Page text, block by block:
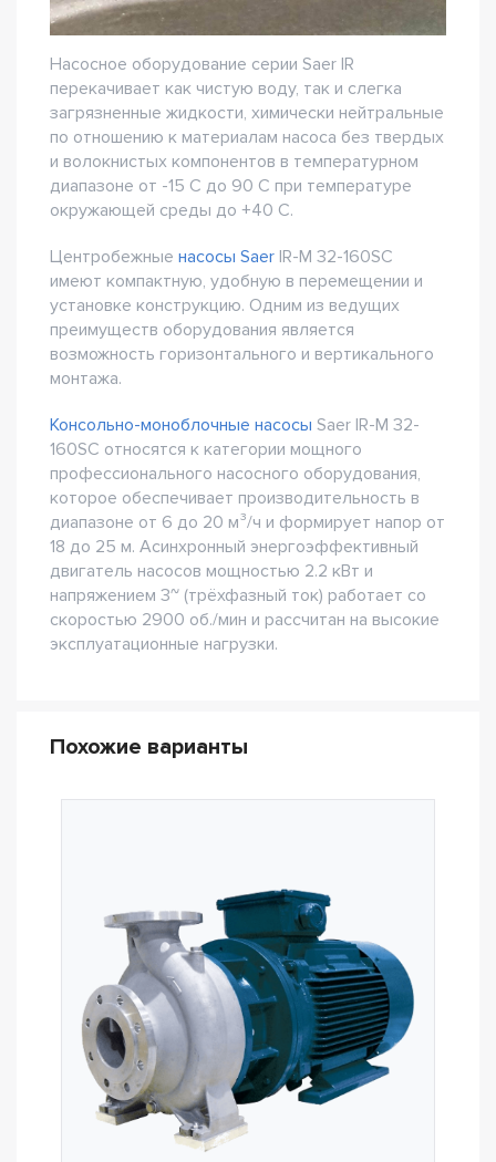
Насосное оборудование серии Saer IR
перекачивает как чистую воду, так и слегка
загрязненные жидкости, химически нейтральные
по отношению к материалам насоса без твердых
и волокнистых компонентов в температурном
диапазоне от -15 С до 90 С при температуре
окружающей среды до +40 С.
Центробежные насосы Saer IR-M 32-160SC
имеют компактную, удобную в перемещении и
установке конструкцию. Одним из ведущих
преимуществ оборудования является
возможность горизонтального и вертикального
монтажа.
Консольно-моноблочные насосы Saer IR-M 32-
160SC относятся к категории мощного
профессионального насосного оборудования,
которое обеспечивает производительность в
диапазоне от 6 до 20 м³/ч и формирует напор от
18 до 25 м. Асинхронный энергоэффективный
двигатель насосов мощностью 2.2 кВт и
напряжением 3~ (трёхфазный ток) работает со
скоростью 2900 об./мин и рассчитан на высокие
эксплуатационные нагрузки.
Похожие варианты